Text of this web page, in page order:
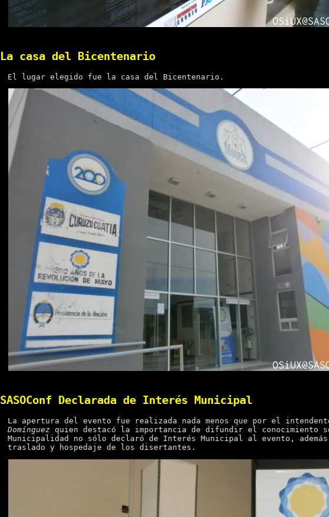
La casa del Bicentenario
El lugar elegido fue la casa del Bicentenario.
SASOConf Declarada de Interés Municipal
La apertura del evento fue realizada nada menos que por el
Domínguez quien destacó la importancia de difundir el conocimiento
Municipalidad no sólo declaró de Interés Municipal al evento,
traslado y hospedaje de los disertantes.